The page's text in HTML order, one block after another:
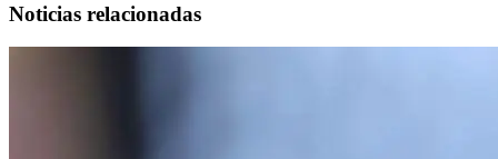
Noticias relacionadas